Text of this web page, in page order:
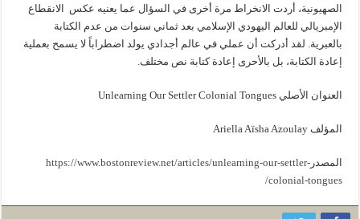
الصهيونية، أردت الانخراط مرة أخرى في السؤال عما يعنيه عكس الانقطاع
الإمبريالي للعالم اليهودي الإسلامي بعد ثماني سنوات من عدم الكتابة
بالعبرية. لقد أدركت أن عملي في عالم أجدادي يولد اضطراباً لا يسمح بعملية
إعادة الكتابة، بل بالأحرى إعادة كتابة نص مختلف.
العنوان الأصلي Unlearning Our Settler Colonial Tongues
المؤلف Ariella Aïsha Azoulay
المصدرhttps://www.bostonreview.net/articles/unlearning-our-settler-
colonial-tongues/